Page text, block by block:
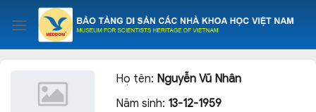
content
Họ tên: Nguyễn Vũ Nhân
Năm sinh: 13-12-1959